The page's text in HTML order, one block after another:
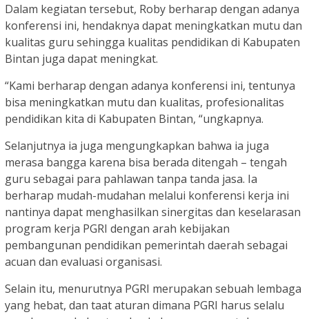
Dalam kegiatan tersebut, Roby berharap dengan adanya
konferensi ini, hendaknya dapat meningkatkan mutu dan
kualitas guru sehingga kualitas pendidikan di Kabupaten
Bintan juga dapat meningkat.
“Kami berharap dengan adanya konferensi ini, tentunya
bisa meningkatkan mutu dan kualitas, profesionalitas
pendidikan kita di Kabupaten Bintan, “ungkapnya.
Selanjutnya ia juga mengungkapkan bahwa ia juga
merasa bangga karena bisa berada ditengah – tengah
guru sebagai para pahlawan tanpa tanda jasa. Ia
berharap mudah-mudahan melalui konferensi kerja ini
nantinya dapat menghasilkan sinergitas dan keselarasan
program kerja PGRI dengan arah kebijakan
pembangunan pendidikan pemerintah daerah sebagai
acuan dan evaluasi organisasi.
Selain itu, menurutnya PGRI merupakan sebuah lembaga
yang hebat, dan taat aturan dimana PGRI harus selalu